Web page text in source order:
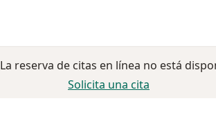
La reserva de citas en línea no está
Solicita una cita